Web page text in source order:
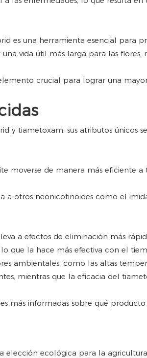
es una herramienta esencial para
vida útil más larga para las flores,
crucial para lograr una
tiametoxam, sus atributos únicos
de manera más eficiente a
a otros neonicotinoides como el
a efectos de eliminación más
que la hace más efectiva con el
ambientales, como las altas
mientras que la eficacia del
más informadas sobre qué
ecológica para la